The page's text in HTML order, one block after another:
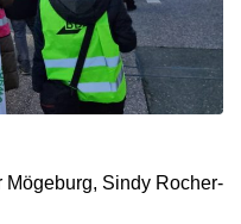
Mögeburg, Sindy Rocher-